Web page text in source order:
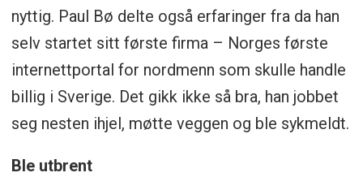
nyttig. Paul Bø delte også erfaringer fra da han
selv startet sitt første firma – Norges første
internettportal for nordmenn som skulle handle
billig i Sverige. Det gikk ikke så bra, han jobbet
seg nesten ihjel, møtte veggen og ble sykmeldt.
Ble utbrent